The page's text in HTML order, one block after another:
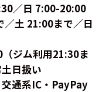
／日 7:00-20:00
土 21:00まで／日
ジム利用21:30ま
日扱い
通系IC・PayPay